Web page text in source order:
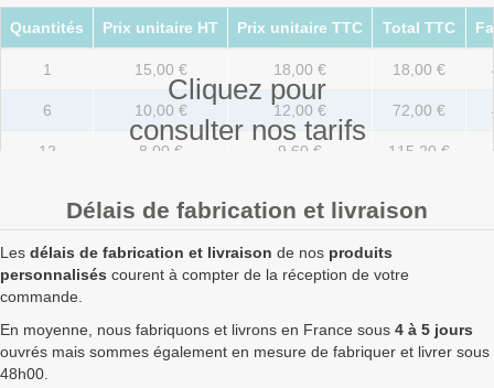
Cliquez pour
consulter nos tarifs
Quantités Prix unitaire HT Prix unitaire TTC Total TTC
1 15,00 € 18,00 € 18,00 €
6 10,00 € 12,00 € 72,00 €
12 8,00 € 9,60 € 115,20 €
108 6,30 € 7,56 € 816,48 €
252 5,30 € 6,36 € 1 602,72 €
Délais de fabrication et livraison
Les délais de fabrication et livraison de nos produits
personnalisés courent à compter de la réception de votre
commande.
En moyenne, nous fabriquons et livrons en France sous 4 à 5 jours
ouvrés mais sommes également en mesure de fabriquer et livrer sous
48h00.